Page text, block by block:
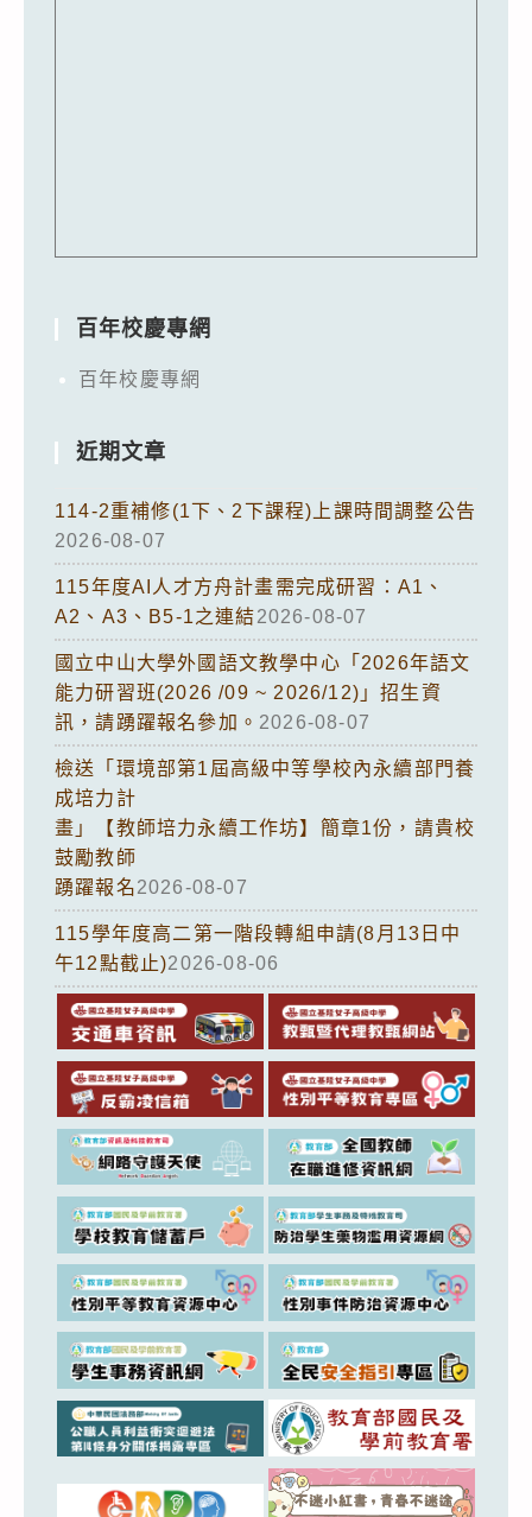
百年校慶專網
百年校慶專網
近期文章
114-2重補修(1下、2下課程)上課時間調整公告
2026-08-07
115年度AI人才方舟計畫需完成研習：A1、
A2、A3、B5-1之連結2026-08-07
國立中山大學外國語文教學中心「2026年語文
能力研習班(2026 /09 ~ 2026/12)」招生資
訊，請踴躍報名參加。 2026-08-07
檢送「環境部第1屆高級中等學校內永續部門養
成培力計
畫」【教師培力永續工作坊】簡章1份，請貴校
鼓勵教師
踴躍報名2026-08-07
115學年度高二第一階段轉組申請(8月13日中
午12點截止)2026-08-06